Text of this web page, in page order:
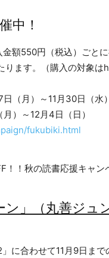
中！
額550円（税込）ごと
ます。（購入の対象は
（月）～11月30日（水）
）～12月4日（日）
fukubiki.html
」（丸善ジュ
に合わせて11月9日ま